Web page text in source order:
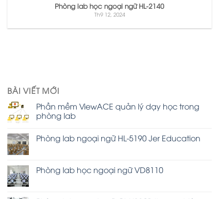
Phòng lab học ngoại ngữ HL-2140
Th9 12, 2024
BÀI VIẾT MỚI
Phần mềm ViewACE quản lý dạy học trong
phòng lab
Phòng lab ngoại ngữ HL-5190 Jer Education
Phòng lab học ngoại ngữ VD8110